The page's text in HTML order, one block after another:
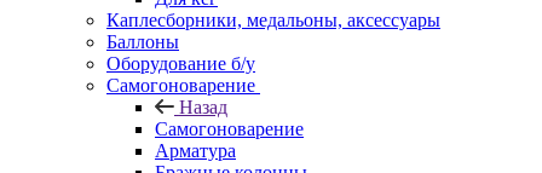
Каплесборники, медальоны, аксессуары
Баллоны
Оборудование б/у
Самогоноварение
Назад
Самогоноварение
Арматура